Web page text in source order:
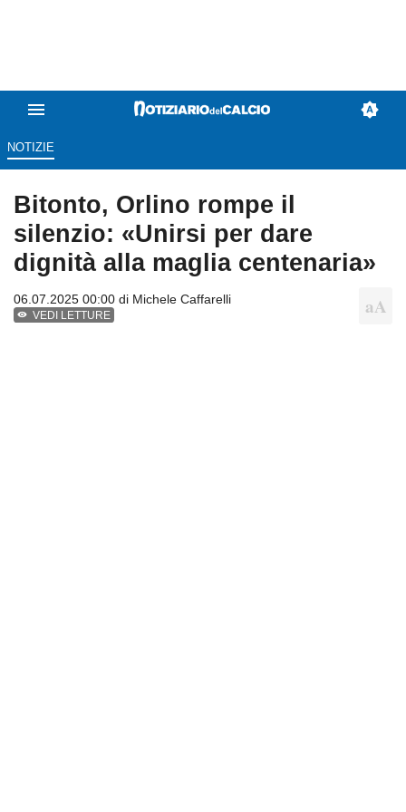
NOTIZIE
Bitonto, Orlino rompe il
silenzio: «Unirsi per dare
dignità alla maglia centenaria»
06.07.2025 00:00 di Michele Caffarelli
VEDI LETTURE